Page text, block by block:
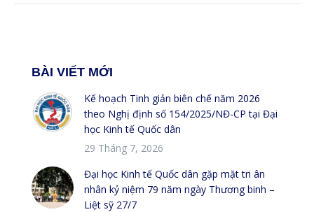
BÀI VIẾT MỚI
Kế hoạch Tinh giản biên chế năm 2026
theo Nghị định số 154/2025/NĐ-CP tại Đại
học Kinh tế Quốc dân
29 Tháng 7, 2026
Đại học Kinh tế Quốc dân gặp mặt tri ân
nhân kỷ niệm 79 năm ngày Thương binh –
Liệt sỹ 27/7